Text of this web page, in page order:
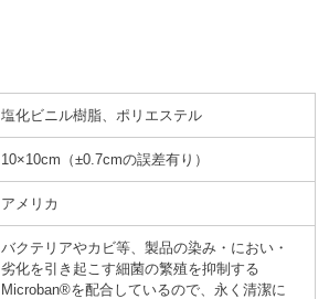
塩化ビニル樹脂、ポリエステル
10×10cm ±0.7cmの誤差有り
アメリカ
バクテリアやカビ等、製品の染み・におい・
劣化を引き起こす細菌の繁殖を抑制する
Microban®を配合しているので、永く清潔に